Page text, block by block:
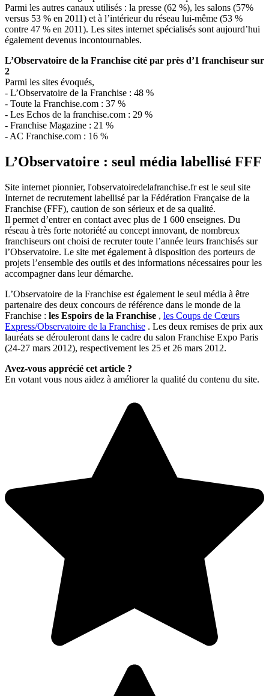
Parmi les autres canaux utilisés : la presse (62 %), les salons (57%
versus 53 % en 2011) et à l’intérieur du réseau lui-même (53 %
contre 47 % en 2011). Les sites internet spécialisés sont aujourd’hui
également devenus incontournables.
L’Observatoire de la Franchise cité par près d’1 franchiseur sur
2
Parmi les sites évoqués,
- L’Observatoire de la Franchise : 48 %
- Toute la Franchise.com : 37 %
- Les Echos de la franchise.com : 29 %
- Franchise Magazine : 21 %
- AC Franchise.com : 16 %
L’Observatoire : seul média labellisé FFF
Site internet pionnier, l'observatoiredelafranchise.fr est le seul site
Internet de recrutement labellisé par la Fédération Française de la
Franchise (FFF), caution de son sérieux et de sa qualité.
Il permet d’entrer en contact avec plus de 1 600 enseignes. Du
réseau à très forte notoriété au concept innovant, de nombreux
franchiseurs ont choisi de recruter toute l’année leurs franchisés sur
l’Observatoire. Le site met également à disposition des porteurs de
projets l’ensemble des outils et des informations nécessaires pour les
accompagner dans leur démarche.
L’Observatoire de la Franchise est également le seul média à être
partenaire des deux concours de référence dans le monde de la
Franchise : les Espoirs de la Franchise , les Coups de Cœurs
Express/Observatoire de la Franchise . Les deux remises de prix aux
lauréats se dérouleront dans le cadre du salon Franchise Expo Paris
(24-27 mars 2012), respectivement les 25 et 26 mars 2012.
Avez-vous apprécié cet article ?
En votant vous nous aidez à améliorer la qualité du contenu du site.